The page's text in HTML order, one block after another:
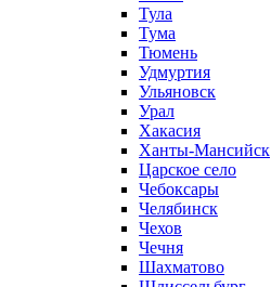
Тула
Тума
Тюмень
Удмуртия
Ульяновск
Урал
Хакасия
Ханты-Мансийск
Царское село
Чебоксары
Челябинск
Чехов
Чечня
Шахматово